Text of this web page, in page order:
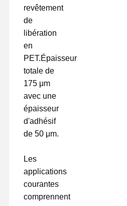
revêtement
de
libération
en
PET.Épaisseur
totale de
175 μm
avec une
épaisseur
d'adhésif
de 50 μm.
Les
applications
courantes
comprennent